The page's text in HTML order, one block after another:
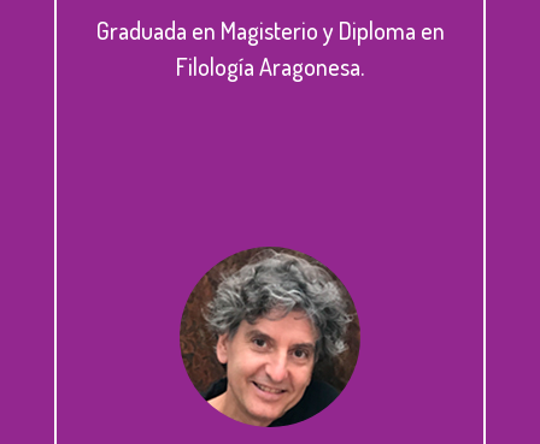
Graduada en Magisterio y Diploma en
Filología Aragonesa.